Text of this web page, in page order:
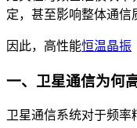
定，甚至影响整体通信
因此，高性能恒温晶振
一、卫星通信为何
卫星通信系统对于频率